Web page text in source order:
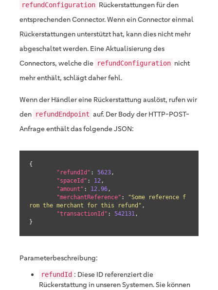
refundConfiguration Rückerstattungen für den
entsprechenden Connector. Wenn ein Connector einmal
Rückerstattungen unterstützt hat, kann dies nicht mehr
abgeschaltet werden. Eine Aktualisierung des
Connectors, welche die refundConfiguration nicht
mehr enthält, schlägt daher fehl.
Wenn der Händler eine Rückerstattung auslöst, rufen wir
den refundEndpoint auf. Der Body der HTTP-POST-
Anfrage enthält das folgende JSON:
{
"refundId" : 5623,
"spaceId" : 12,
"amount" : 12.96,
"merchantReference" :
"Some reference f
rom the merchant for this refund" ,
"transactionId" : 542131,
}
Parameterbeschreibung:
refundId : Diese ID referenziert die
Rückerstattung in unseren Systemen. Sie können